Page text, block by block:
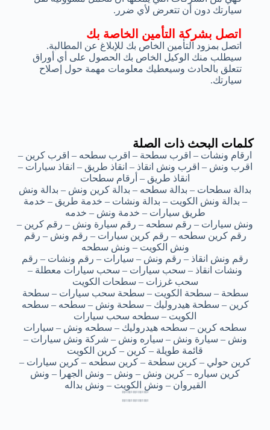
اتصل بشركة التأمين الخاصة بك
اتصل بمزود التأمين الخاص بك للإبلاغ عن المطالبة.
سيطلب منك الوكيل الخاص بك الحصول على أي أوراق
تتعلق بالحادث وسيعطيك معلومات مهمة حول إصلاح
سيارتك.
سيارتك دون أن تتعرض لأي ضرر.
كلمات البحث ذات الصلة
ارقام ونشات – اقرب سطحة – اقرب سطحه – اقرب كرين –
اقرب ونش – اقرب ونش انقاذ – انقاذ طريق – انقاذ سيارات –
انقاذ طريق – أرقام سطحات
بدالة سطحات – بدالة سطحه – بدالة كرين ونش – بدالة ونش
– بدالة ونش الكويت – بدالة ونشات – خدمة طريق – خدمة
طريق سيارات – خدمة ونش – خدمه
ونش سيارات – رقم سطحه – رقم سيارة ونش – رقم كرين –
رقم كرين سطحه – رقم كرين سيارات – رقم ونش – رقم
ونش الكويت – ونش سطحه
رقم ونش انقاذ – رقم ونش – سيارات – رقم ونشات – رقم
ونشات انقاذ – سحب سيارات – سحب سيارات معطلة –
سحب غرزات – سطحات الكويت
سطحة – سطحة الكويت – سطحة سحب سيارات – سطحة
كرين – سطحة هيدروليك – سطحة ونش – سطحه – سطحه
الكويت – سطحه سحب سيارات
سطحه كرين – سطحه هيدروليك – سطحه ونش – سيارات
ونش – سيارة ونش – سياره ونش – شركة ونش سيارات –
قائمة طويلة – كرين – كرين الكويت
كرين حولي – كرين سطحة – كرين سطحه – كرين سيارات –
كرين سياره – كرين ونش – ونش – ونش الجهرا – ونش
القيروان – ونش الكويت – ونش بداله